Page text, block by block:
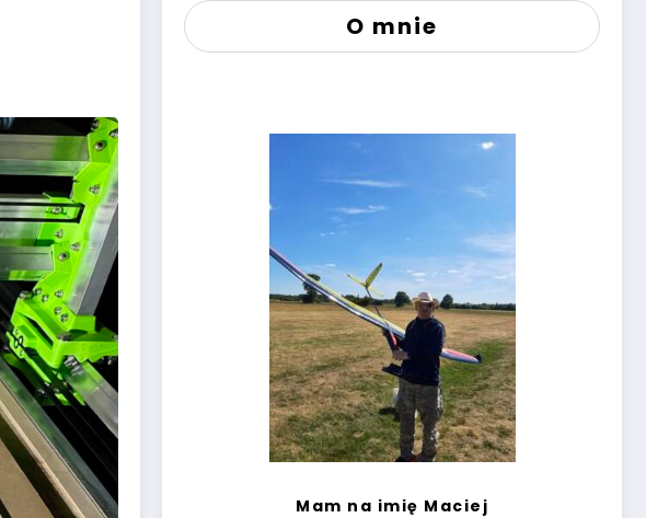
O mnie
Mam na imię Maciej